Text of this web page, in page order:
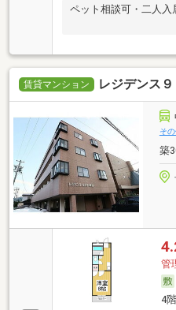
ペット相談可・二人
賃貸マンション レジデンス
そ
築
管
4